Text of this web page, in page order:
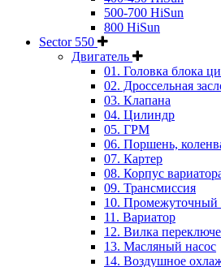
500-700 HiSun
800 HiSun
Sector 550
Двигатель
01. Головка блока
02. Дроссельная
03. Клапана
04. Цилиндр
05. ГРМ
06. Поршень,
07. Картер
08. Корпус
09. Трансмиссия
10. Промежуточный
11. Вариатор
12. Вилка
13. Масляный насос
14. Воздушное